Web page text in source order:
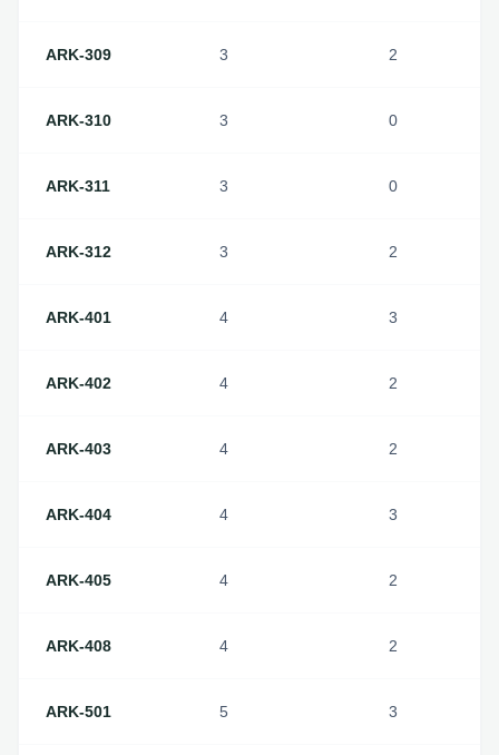
ARK-309 3 2
ARK-310 3 0
ARK-311 3 0
ARK-312 3 2
ARK-401 4 3
ARK-402 4 2
ARK-403 4 2
ARK-404 4 3
ARK-405 4 2
ARK-408 4 2
ARK-501 5 3